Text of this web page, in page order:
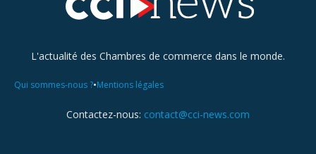
L'actualité des Chambres de commerce dans le monde.
Qui sommes-nous ?•Mentions légales
Contactez-nous: contact@cci-news.com